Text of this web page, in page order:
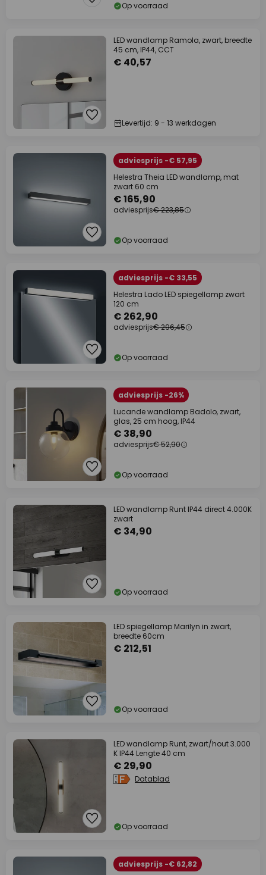
Op voorraad
LED wandlamp Ramola, zwart, breedte
45 cm, IP44, CCT
€ 40,57
Levertijd: 9 - 13 werkdagen
adviesprijs -€ 57,95
Helestra Theia LED wandlamp, mat
zwart 60 cm
€ 165,90
adviesprijs€ 223,85
Op voorraad
adviesprijs -€ 33,55
Helestra Lado LED spiegellamp zwart
120 cm
€ 262,90
adviesprijs€ 296,45
Op voorraad
adviesprijs -26%
Lucande wandlamp Badolo, zwart,
glas, 25 cm hoog, IP44
€ 38,90
adviesprijs€ 52,90
Op voorraad
LED wandlamp Runt IP44 direct 4.000K
zwart
€ 34,90
Op voorraad
LED spiegellamp Marilyn in zwart,
breedte 60cm
€ 212,51
Op voorraad
LED wandlamp Runt, zwart/hout 3.000
K IP44 Lengte 40 cm
€ 29,90
Datablad
Op voorraad
adviesprijs -€ 62,82